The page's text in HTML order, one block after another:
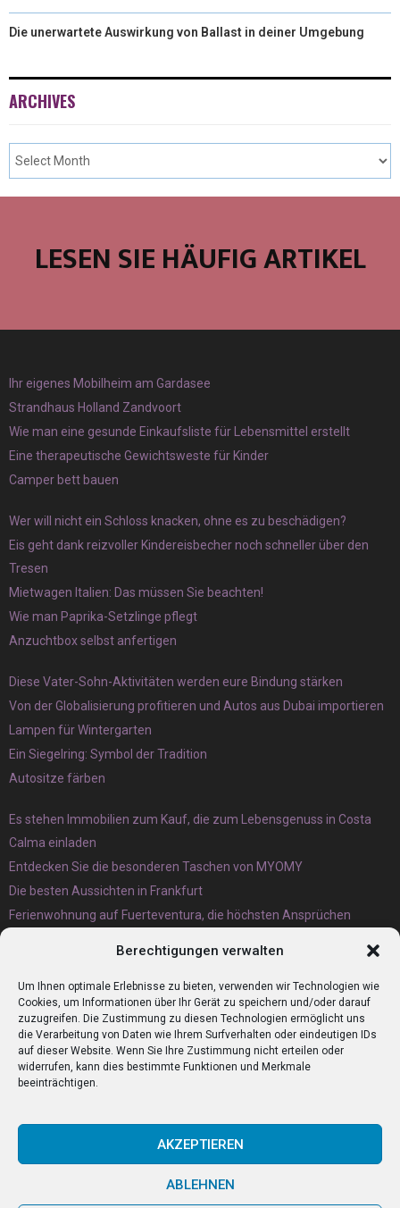
Berechtigungen verwalten
Um Ihnen optimale Erlebnisse zu bieten, verwenden wir Technologien wie
Cookies, um Informationen über Ihr Gerät zu speichern und/oder darauf
zuzugreifen. Die Zustimmung zu diesen Technologien ermöglicht uns
die Verarbeitung von Daten wie Ihrem Surfverhalten oder eindeutigen IDs
auf dieser Website. Wenn Sie Ihre Zustimmung nicht erteilen oder
widerrufen, kann dies bestimmte Funktionen und Merkmale
beeinträchtigen.
AKZEPTIEREN
ABLEHNEN
Die unerwartete Auswirkung von Ballast in deiner Umgebung
ARCHIVES
LESEN SIE HÄUFIG ARTIKEL
Ihr eigenes Mobilheim am Gardasee
Strandhaus Holland Zandvoort
Wie man eine gesunde Einkaufsliste für Lebensmittel erstellt
Eine therapeutische Gewichtsweste für Kinder
Camper bett bauen
Wer will nicht ein Schloss knacken, ohne es zu beschädigen?
Eis geht dank reizvoller Kindereisbecher noch schneller über den
Tresen
Mietwagen Italien: Das müssen Sie beachten!
Wie man Paprika-Setzlinge pflegt
Anzuchtbox selbst anfertigen
Diese Vater-Sohn-Aktivitäten werden eure Bindung stärken
Von der Globalisierung profitieren und Autos aus Dubai importieren
Lampen für Wintergarten
Ein Siegelring: Symbol der Tradition
Autositze färben
Es stehen Immobilien zum Kauf, die zum Lebensgenuss in Costa
Calma einladen
Entdecken Sie die besonderen Taschen von MYOMY
Die besten Aussichten in Frankfurt
Ferienwohnung auf Fuerteventura, die höchsten Ansprüchen
Eternit Wellplatten Entsorgung lieber heute als morgen erledigen
lassen